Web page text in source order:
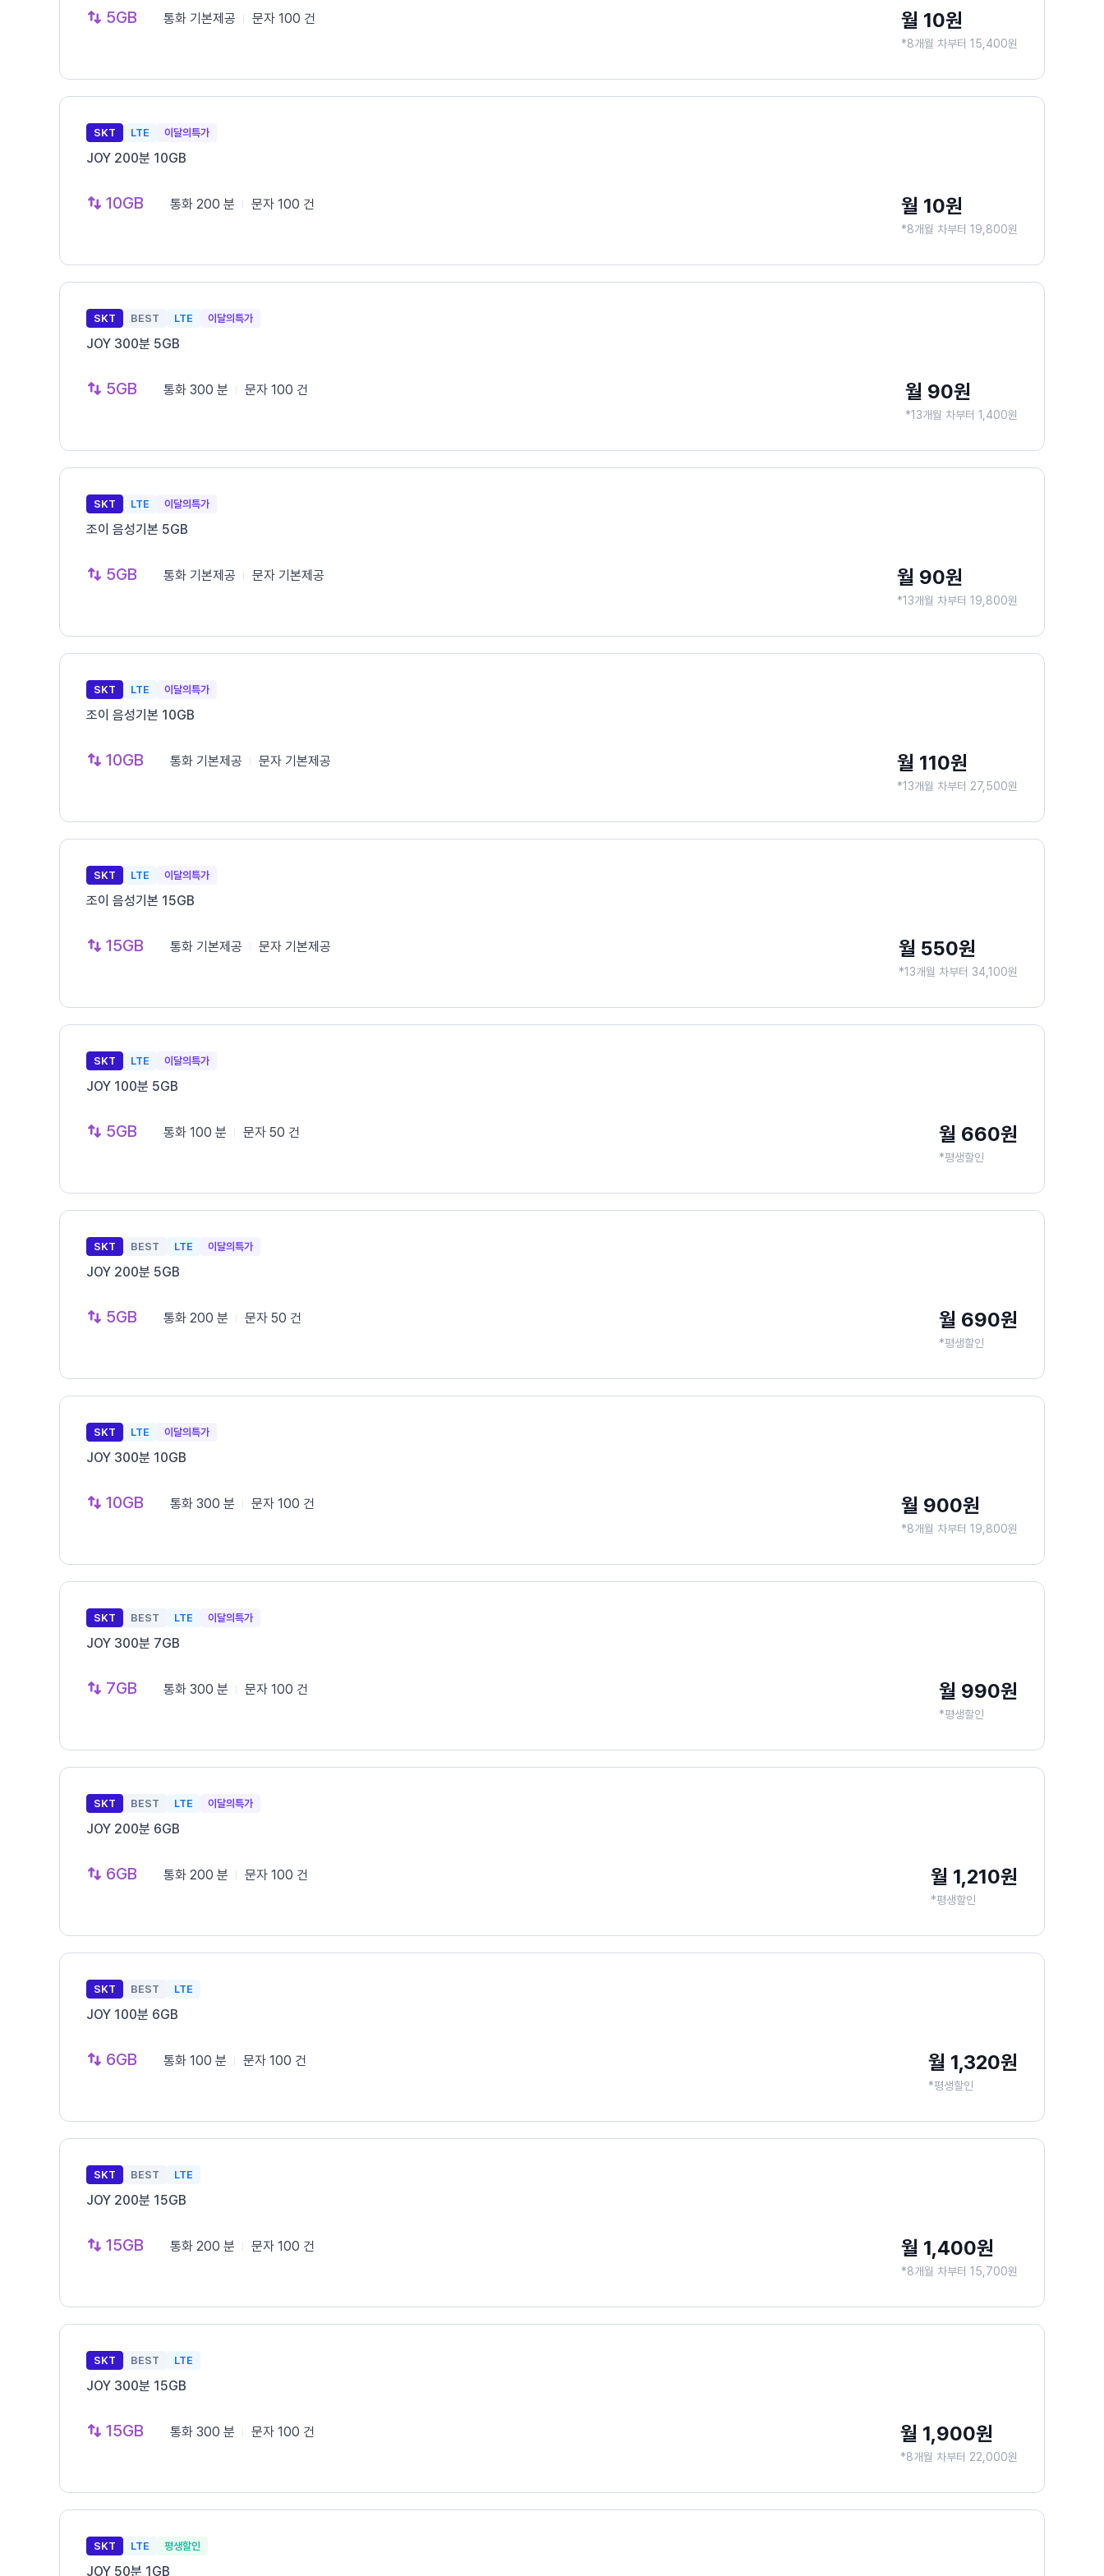
5GB 통화 기본제공 문자 100 건 월 10원
*8개월 차부터 15,400원
SKT LTE 이달의특가
JOY 200분 10GB
10GB 통화 200 분 문자 100 건 월 10원
*8개월 차부터 19,800원
SKT BEST LTE 이달의특가
JOY 300분 5GB
5GB 통화 300 분 문자 100 건 월 90원
*13개월 차부터 1,400원
SKT LTE 이달의특가
조이 음성기본 5GB
5GB 통화 기본제공 문자 기본제공 월 90원
*13개월 차부터 19,800원
SKT LTE 이달의특가
조이 음성기본 10GB
10GB 통화 기본제공 문자 기본제공 월 110원
*13개월 차부터 27,500원
SKT LTE 이달의특가
조이 음성기본 15GB
15GB 통화 기본제공 문자 기본제공 월 550원
*13개월 차부터 34,100원
SKT LTE 이달의특가
JOY 100분 5GB
5GB 통화 100 분 문자 50 건 월 660원
*평생할인
SKT BEST LTE 이달의특가
JOY 200분 5GB
5GB 통화 200 분 문자 50 건 월 690원
*평생할인
SKT LTE 이달의특가
JOY 300분 10GB
10GB 통화 300 분 문자 100 건 월 900원
*8개월 차부터 19,800원
SKT BEST LTE 이달의특가
JOY 300분 7GB
7GB 통화 300 분 문자 100 건 월 990원
*평생할인
SKT BEST LTE 이달의특가
JOY 200분 6GB
6GB 통화 200 분 문자 100 건 월 1,210원
*평생할인
SKT BEST LTE
JOY 100분 6GB
6GB 통화 100 분 문자 100 건 월 1,320원
*평생할인
SKT BEST LTE
JOY 200분 15GB
15GB 통화 200 분 문자 100 건 월 1,400원
*8개월 차부터 15,700원
SKT BEST LTE
JOY 300분 15GB
15GB 통화 300 분 문자 100 건 월 1,900원
*8개월 차부터 22,000원
SKT LTE 평생할인
JOY 50분 1GB